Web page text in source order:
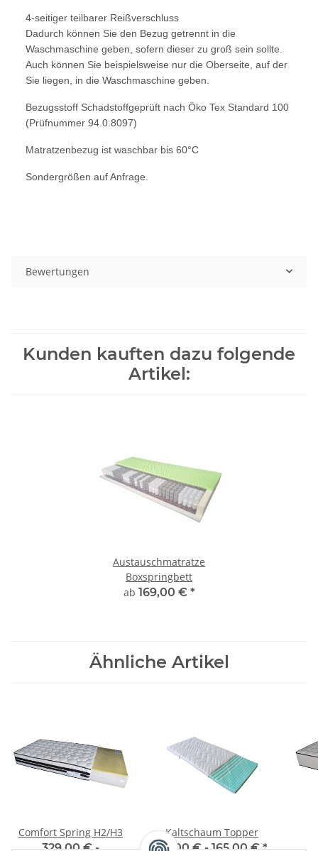
4-seitiger teilbarer Reißverschluss
Dadurch können Sie den Bezug getrennt in die
Waschmaschine geben, sofern dieser zu groß sein sollte.
Auch können Sie beispielsweise nur die Oberseite, auf der
Sie liegen, in die Waschmaschine geben.
Bezugsstoff Schadstoffgeprüft nach Öko Tex Standard 100
(Prüfnummer 94.0.8097)
Matratzenbezug ist waschbar bis 60°C
Sondergrößen auf Anfrage.
Bewertungen
Kunden kauften dazu folgende
Artikel:
Austauschmatratze
Boxspringbett
ab 169,00 € *
Ähnliche Artikel
Comfort Spring H2/H3
329,00 € -
Kaltschaum Topper
79,00 € -165,00 €*